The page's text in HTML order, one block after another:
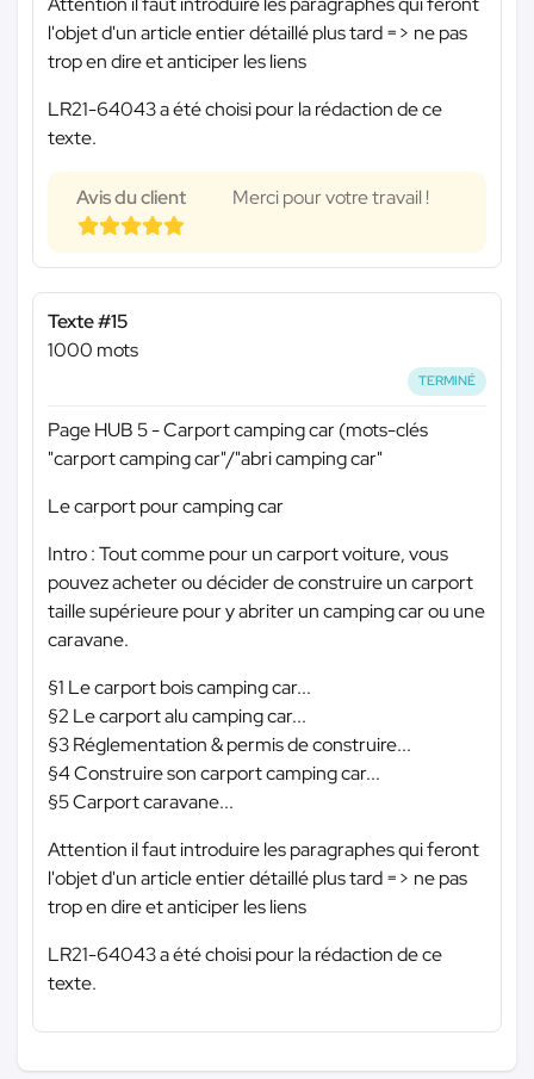
l'objet d'un article entier détaillé plus tard => ne pas
trop en dire et anticiper les liens
LR21-64043 a été choisi pour la rédaction de ce
texte.
Avis du client Merci pour votre travail !
Texte #15
1000 mots
TERMINÉ
Page HUB 5 - Carport camping car (mots-clés
"carport camping car"/"abri camping car"
Le carport pour camping car
Intro : Tout comme pour un carport voiture, vous
pouvez acheter ou décider de construire un carport
taille supérieure pour y abriter un camping car ou une
caravane.
§1 Le carport bois camping car...
§2 Le carport alu camping car...
§3 Réglementation & permis de construire...
§4 Construire son carport camping car...
§5 Carport caravane...
Attention il faut introduire les paragraphes qui feront
l'objet d'un article entier détaillé plus tard => ne pas
trop en dire et anticiper les liens
LR21-64043 a été choisi pour la rédaction de ce
texte.